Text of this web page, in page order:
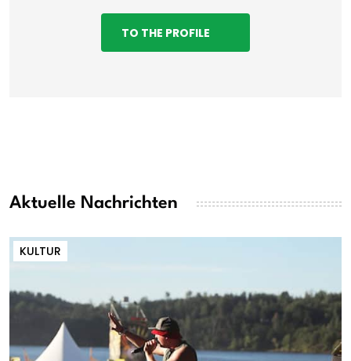
TO THE PROFILE
Aktuelle Nachrichten
KULTUR